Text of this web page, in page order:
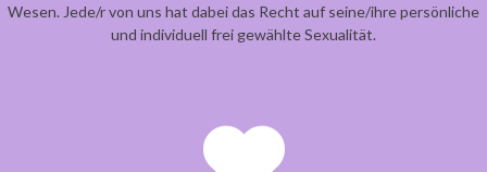
Wesen. Jede/r von uns hat dabei das Recht auf seine/ihre persönliche
und individuell frei gewählte Sexualität.